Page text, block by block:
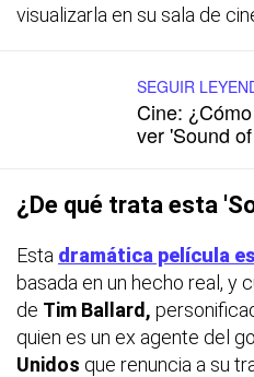
visualizarla en su sala de
SEGUIR
Cine:
ver 'Sound
¿De qué trata esta
Esta dramática película
basada en un hecho real, y
de Tim Ballard,
quien es un ex agente del
Unidos que renuncia a su